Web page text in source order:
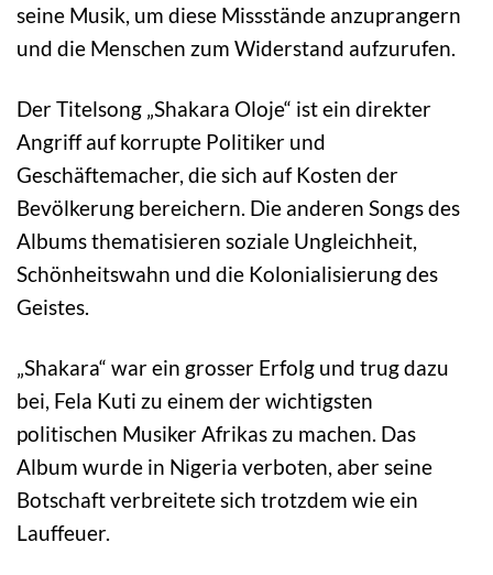
seine Musik, um diese Missstände anzuprangern
und die Menschen zum Widerstand aufzurufen.
Der Titelsong „Shakara Oloje“ ist ein direkter
Angriff auf korrupte Politiker und
Geschäftemacher, die sich auf Kosten der
Bevölkerung bereichern. Die anderen Songs des
Albums thematisieren soziale Ungleichheit,
Schönheitswahn und die Kolonialisierung des
Geistes.
„Shakara“ war ein grosser Erfolg und trug dazu
bei, Fela Kuti zu einem der wichtigsten
politischen Musiker Afrikas zu machen. Das
Album wurde in Nigeria verboten, aber seine
Botschaft verbreitete sich trotzdem wie ein
Lauffeuer.